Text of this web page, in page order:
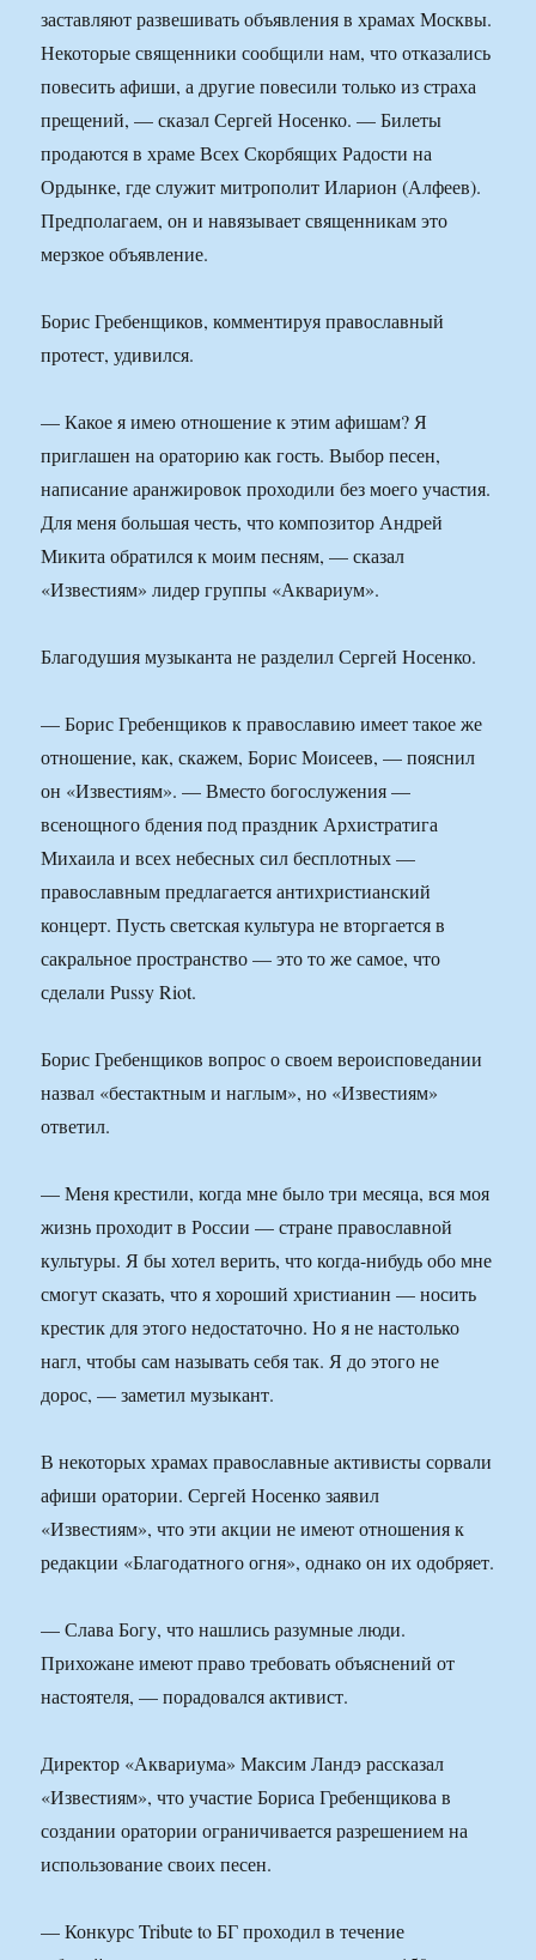
заставляют развешивать объявления в храмах Москвы.
Некоторые священники сообщили нам, что отказались
повесить афиши, а другие повесили только из страха
прещений, — сказал Сергей Носенко. — Билеты
продаются в храме Всех Скорбящих Радости на
Ордынке, где служит митрополит Иларион (Алфеев).
Предполагаем, он и навязывает священникам это
мерзкое объявление.
Борис Гребенщиков, комментируя православный
протест, удивился.
— Какое я имею отношение к этим афишам? Я
приглашен на ораторию как гость. Выбор песен,
написание аранжировок проходили без моего участия.
Для меня большая честь, что композитор Андрей
Микита обратился к моим песням, — сказал
«Известиям» лидер группы «Аквариум».
Благодушия музыканта не разделил Сергей Носенко.
— Борис Гребенщиков к православию имеет такое же
отношение, как, скажем, Борис Моисеев, — пояснил
он «Известиям». — Вместо богослужения —
всенощного бдения под праздник Архистратига
Михаила и всех небесных сил бесплотных —
православным предлагается антихристианский
концерт. Пусть светская культура не вторгается в
сакральное пространство — это то же самое, что
сделали Pussy Riot.
Борис Гребенщиков вопрос о своем вероисповедании
назвал «бестактным и наглым», но «Известиям»
ответил.
— Меня крестили, когда мне было три месяца, вся моя
жизнь проходит в России — стране православной
культуры. Я бы хотел верить, что когда-нибудь обо мне
смогут сказать, что я хороший христианин — носить
крестик для этого недостаточно. Но я не настолько
нагл, чтобы сам называть себя так. Я до этого не
дорос, — заметил музыкант.
В некоторых храмах православные активисты сорвали
афиши оратории. Сергей Носенко заявил
«Известиям», что эти акции не имеют отношения к
редакции «Благодатного огня», однако он их одобряет.
— Слава Богу, что нашлись разумные люди.
Прихожане имеют право требовать объяснений от
настоятеля, — порадовался активист.
Директор «Аквариума» Максим Ландэ рассказал
«Известиям», что участие Бориса Гребенщикова в
создании оратории ограничивается разрешением на
использование своих песен.
— Конкурс Tribute to БГ проходил в течение